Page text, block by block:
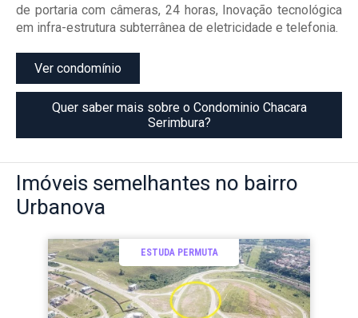
de portaria com câmeras, 24 horas, Inovação tecnológica
em infra-estrutura subterrânea de eletricidade e telefonia.
Ver condomínio
Quer saber mais sobre o Condominio Chacara
Serimbura?
Imóveis semelhantes no bairro
Urbanova
ESTUDA PERMUTA